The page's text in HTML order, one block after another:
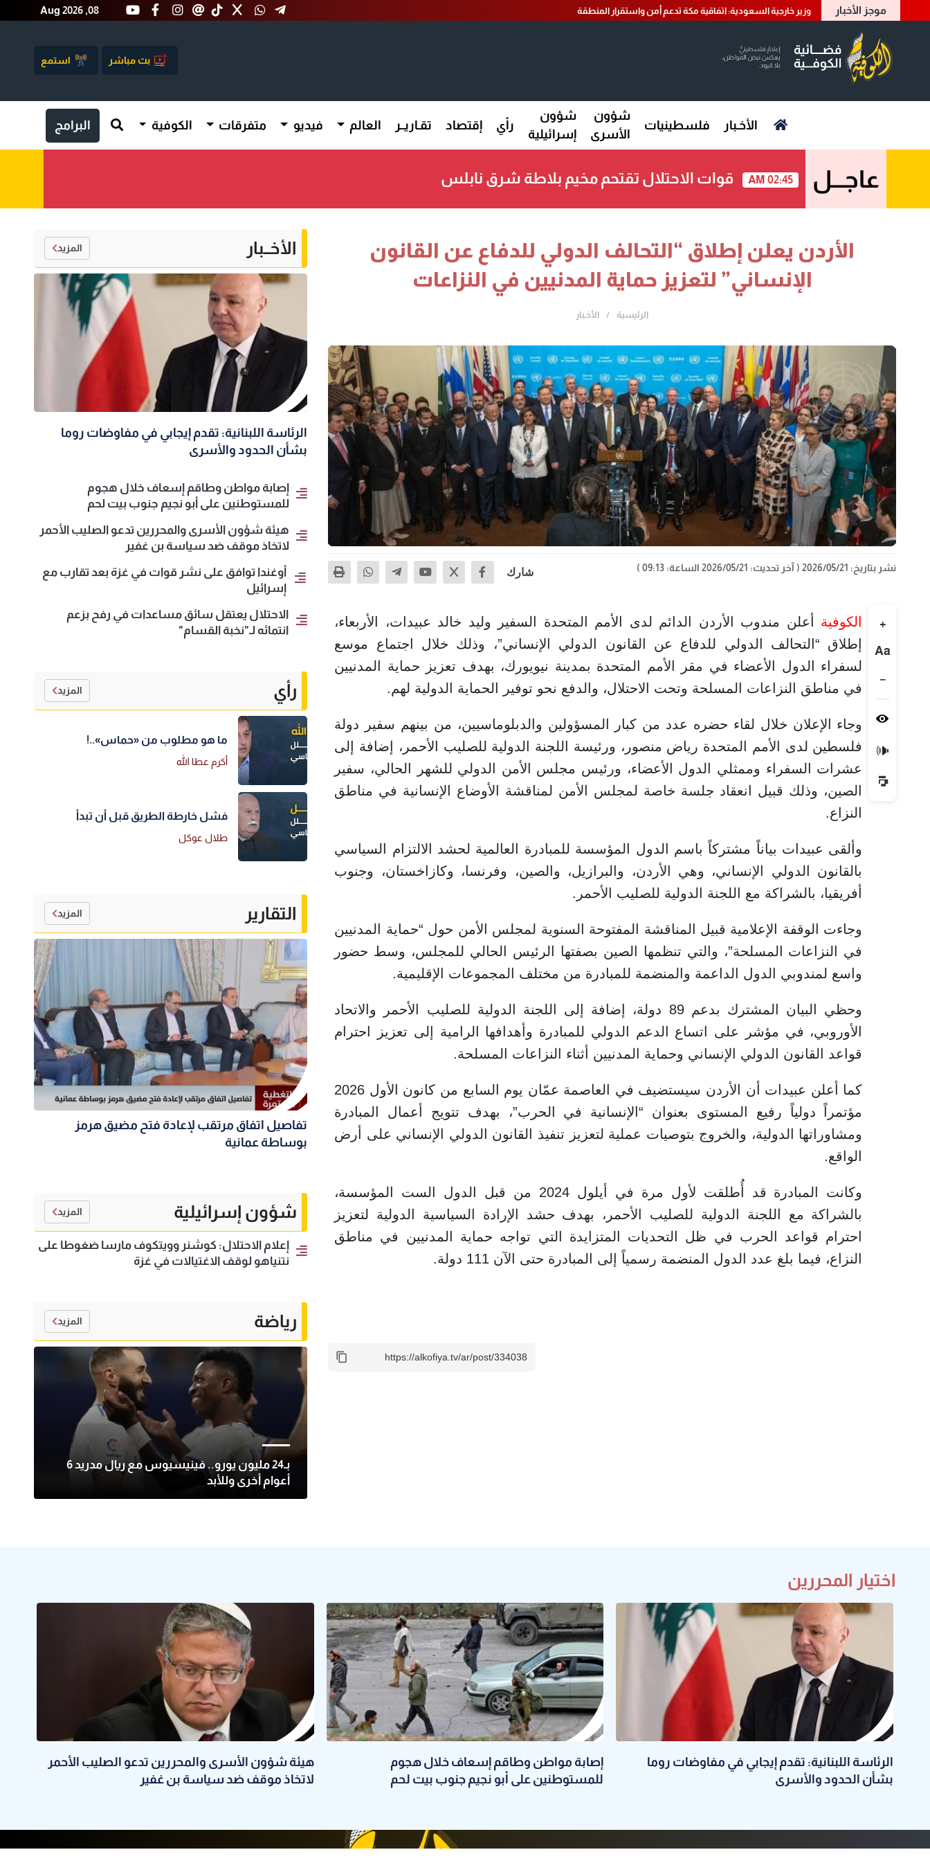
موجز الأخبار وزير خارجية السعودية: اتفاقية مكة تدعم أمن واستقرار المنطقة Aug 2026 ,08
بث مباشر استمع
الأخـبار فلسطينيات
شؤون
الأسرى
شؤون
إسرائيلية
رأي إقتصاد تقـاريــر العالم فيديو متفرقات الكوفية البرامج
عاجـــل 02:45 AM قوات الاحتلال تقتحم مخيم بلاطة شرق نابلس
الأردن يعلن إطلاق “التحالف الدولي للدفاع عن القانون
الإنساني” لتعزيز حماية المدنيين في النزاعات
الرئيسية الأخـبار
نشر بتاريخ: 2026/05/21 ( آخر تحديث: 2026/05/21 الساعة: 09:13 ) شارك
+
Aa
−
🔊
الكوفية أعلن مندوب الأردن الدائم لدى الأمم المتحدة السفير وليد خالد عبيدات، الأربعاء،
إطلاق “التحالف الدولي للدفاع عن القانون الدولي الإنساني”، وذلك خلال اجتماع موسع
لسفراء الدول الأعضاء في مقر الأمم المتحدة بمدينة نيويورك، بهدف تعزيز حماية المدنيين
في مناطق النزاعات المسلحة وتحت الاحتلال، والدفع نحو توفير الحماية الدولية لهم.
وجاء الإعلان خلال لقاء حضره عدد من كبار المسؤولين والدبلوماسيين، من بينهم سفير دولة
فلسطين لدى الأمم المتحدة رياض منصور، ورئيسة اللجنة الدولية للصليب الأحمر، إضافة إلى
عشرات السفراء وممثلي الدول الأعضاء، ورئيس مجلس الأمن الدولي للشهر الحالي، سفير
الصين، وذلك قبيل انعقاد جلسة خاصة لمجلس الأمن لمناقشة الأوضاع الإنسانية في مناطق
النزاع.
وألقى عبيدات بياناً مشتركاً باسم الدول المؤسسة للمبادرة العالمية لحشد الالتزام السياسي
بالقانون الدولي الإنساني، وهي الأردن، والبرازيل، والصين، وفرنسا، وكازاخستان، وجنوب
أفريقيا، بالشراكة مع اللجنة الدولية للصليب الأحمر.
وجاءت الوقفة الإعلامية قبيل المناقشة المفتوحة السنوية لمجلس الأمن حول “حماية المدنيين
في النزاعات المسلحة”، والتي تنظمها الصين بصفتها الرئيس الحالي للمجلس، وسط حضور
واسع لمندوبي الدول الداعمة والمنضمة للمبادرة من مختلف المجموعات الإقليمية.
وحظي البيان المشترك بدعم 89 دولة، إضافة إلى اللجنة الدولية للصليب الأحمر والاتحاد
الأوروبي، في مؤشر على اتساع الدعم الدولي للمبادرة وأهدافها الرامية إلى تعزيز احترام
قواعد القانون الدولي الإنساني وحماية المدنيين أثناء النزاعات المسلحة.
كما أعلن عبيدات أن الأردن سيستضيف في العاصمة عمّان يوم السابع من كانون الأول 2026
مؤتمراً دولياً رفيع المستوى بعنوان “الإنسانية في الحرب”، بهدف تتويج أعمال المبادرة
ومشاوراتها الدولية، والخروج بتوصيات عملية لتعزيز تنفيذ القانون الدولي الإنساني على أرض
الواقع.
وكانت المبادرة قد أُطلقت لأول مرة في أيلول 2024 من قبل الدول الست المؤسسة،
بالشراكة مع اللجنة الدولية للصليب الأحمر، بهدف حشد الإرادة السياسية الدولية لتعزيز
احترام قواعد الحرب في ظل التحديات المتزايدة التي تواجه حماية المدنيين في مناطق
النزاع، فيما بلغ عدد الدول المنضمة رسمياً إلى المبادرة حتى الآن 111 دولة.
الأخــبار المزيد
الرئاسة اللبنانية: تقدم إيجابي في مفاوضات روما
بشأن الحدود والأسرى
إصابة مواطن وطاقم إسعاف خلال هجوم
للمستوطنين على أبو نجيم جنوب بيت لحم
هيئة شؤون الأسرى والمحررين تدعو الصليب الأحمر
لاتخاذ موقف ضد سياسة بن غفير
أوغندا توافق على نشر قوات في غزة بعد تقارب مع
إسرائيل
الاحتلال يعتقل سائق مساعدات في رفح بزعم
انتمائه لـ"نخبة القسام"
رأي المزيد
ما هو مطلوب من «حماس»..!
أكرم عطا الله
فشل خارطة الطريق قبل أن تبدأ
طلال عوكل
التقارير المزيد
تفاصيل اتفاق مرتقب لإعادة فتح مضيق هرمز
بوساطة عمانية
شؤون إسرائيلية المزيد
إعلام الاحتلال: كوشنر وويتكوف مارسا ضغوطا على
نتنياهو لوقف الاغتيالات في غزة
رياضة المزيد
بـ24 مليون يورو.. فينيسيوس مع ريال مدريد 6
أعوام أخرى وللأبد
اختيار المحررين
الرئاسة اللبنانية: تقدم إيجابي في مفاوضات روما
بشأن الحدود والأسرى
إصابة مواطن وطاقم إسعاف خلال هجوم
للمستوطنين على أبو نجيم جنوب بيت لحم
هيئة شؤون الأسرى والمحررين تدعو الصليب الأحمر
لاتخاذ موقف ضد سياسة بن غفير